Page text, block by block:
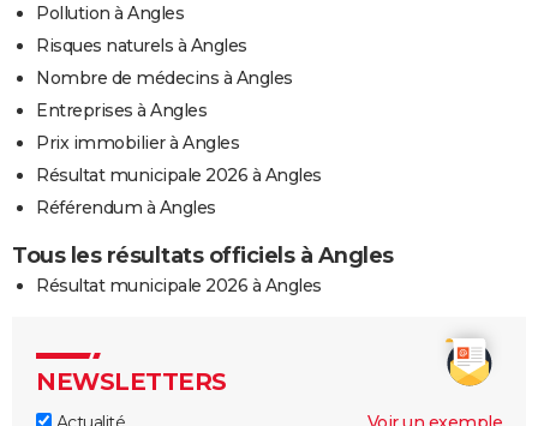
Pollution à Angles
Risques naturels à Angles
Nombre de médecins à Angles
Entreprises à Angles
Prix immobilier à Angles
Résultat municipale 2026 à Angles
Référendum à Angles
Tous les résultats officiels à Angles
Résultat municipale 2026 à Angles
NEWSLETTERS